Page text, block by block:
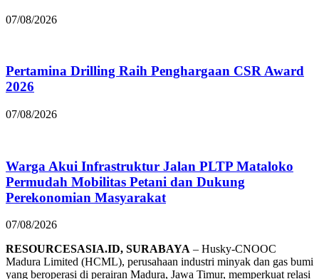
07/08/2026
Pertamina Drilling Raih Penghargaan CSR Award
2026
07/08/2026
Warga Akui Infrastruktur Jalan PLTP Mataloko
Permudah Mobilitas Petani dan Dukung
Perekonomian Masyarakat
07/08/2026
RESOURCESASIA.ID, SURABAYA – Husky-CNOOC
Madura Limited (HCML), perusahaan industri minyak dan gas bumi
yang beroperasi di perairan Madura, Jawa Timur, memperkuat relasi